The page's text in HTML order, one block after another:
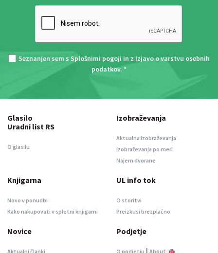
Seznanjen sem s Splošnimi pogoji in z Izjavo o varstvu osebnih
podatkov. *
Glasilo
Uradni list RS
O glasilu
Izobraževanja
Aktualna izobraževanja
Izobraževanja po meri
Najem dvorane
Knjigarna
Novo v ponudbi
Kako nakupovati v spletni knjigarni
UL info tok
O storitvi
Preizkusi brezplačno
Novice
Aktualni članki
Podjetje
O podjetju | About